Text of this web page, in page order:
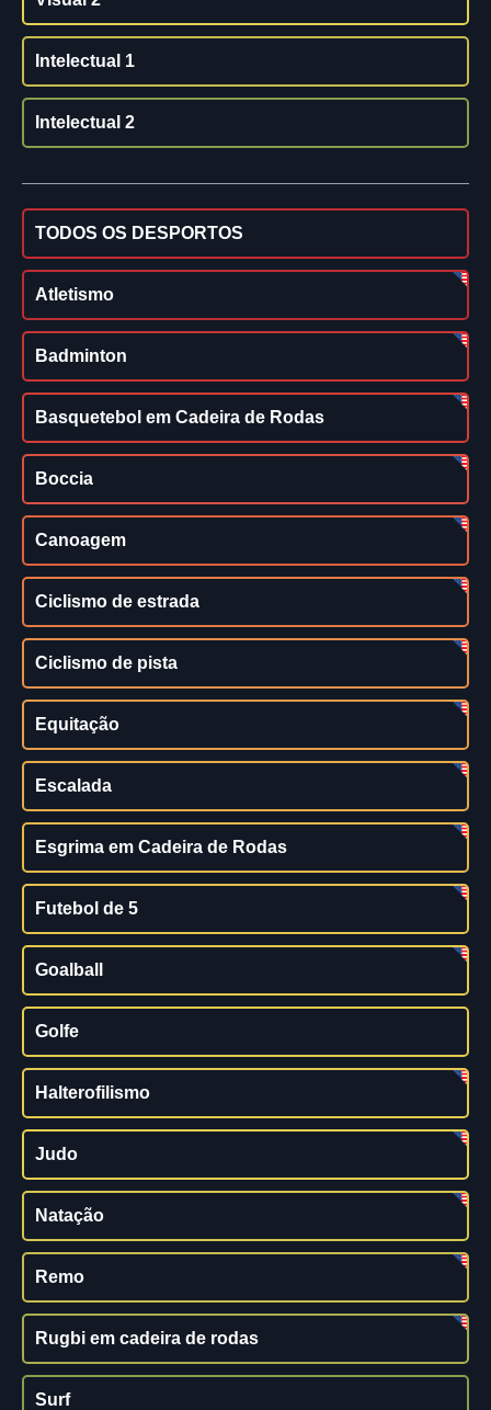
Intelectual 1
Intelectual 2
TODOS OS DESPORTOS
Atletismo
Badminton
Basquetebol em Cadeira de Rodas
Boccia
Canoagem
Ciclismo de estrada
Ciclismo de pista
Equitação
Escalada
Esgrima em Cadeira de Rodas
Futebol de 5
Goalball
Golfe
Halterofilismo
Judo
Natação
Remo
Rugbi em cadeira de rodas
Surf